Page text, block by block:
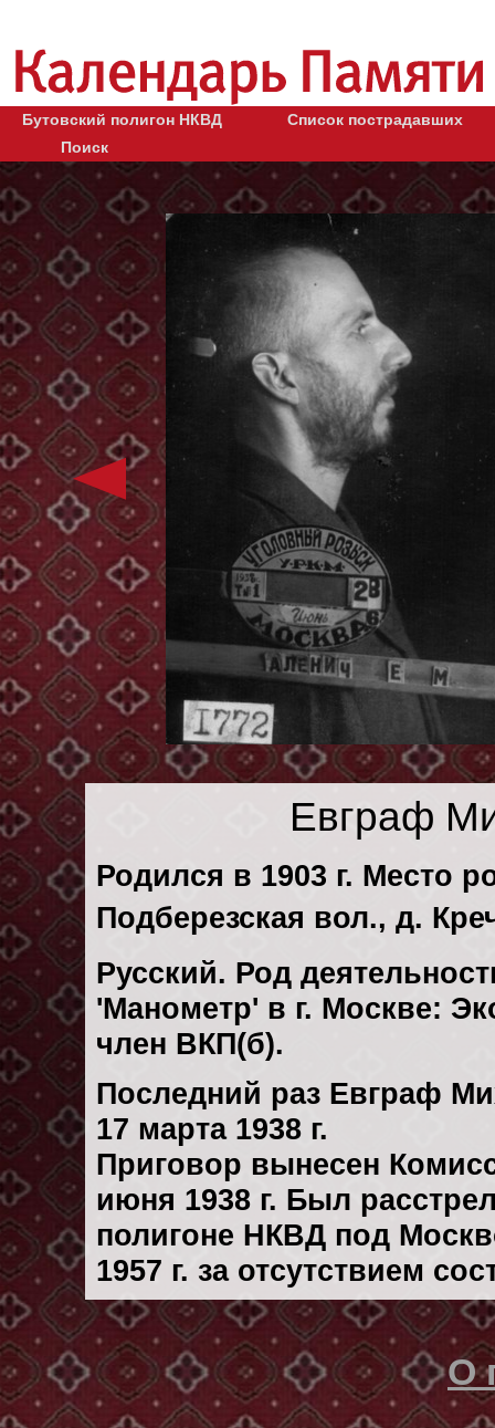
Бутовский полигон НКВД
Список пострадавших
Поиск
Евграф
Родился в 1903 г. Место
Подберезская вол., д.
Русский. Род
'Манометр' в г. Москве:
член ВКП(б).
Последний раз Евграф
17 марта 1938 г.
Приговор вынесен
июня 1938 г. Был
полигоне НКВД под
1957 г. за отсутствием
О